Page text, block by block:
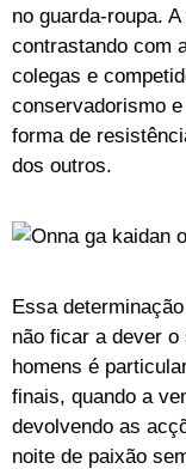
no guarda-roupa.
contrastando com
colegas e
conservadorismo
forma de
dos outros.
Essa
não ficar a dever
homens é
finais, quando a
devolvendo as
noite de paixão